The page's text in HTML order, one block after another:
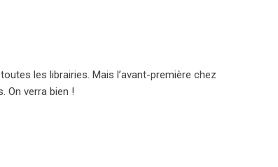
les librairies. Mais l’avant-première chez
On verra bien !